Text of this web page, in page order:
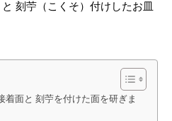
刻苧（こくそ）付けしたお皿
着面と 刻苧を付けた面を研ぎま